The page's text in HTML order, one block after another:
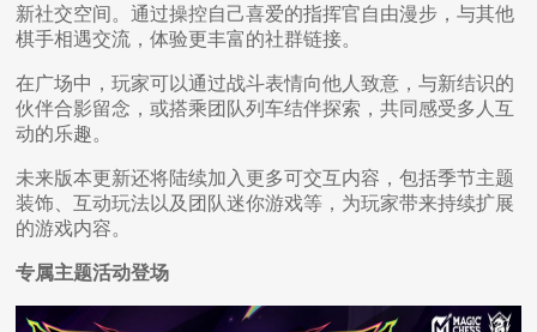
新社交空间。通过操控自己喜爱的指挥官自由漫步，与其他
棋手相遇交流，体验更丰富的社群链接。
在广场中，玩家可以通过战斗表情向他人致意，与新结识的
伙伴合影留念，或搭乘团队列车结伴探索，共同感受多人互
动的乐趣。
未来版本更新还将陆续加入更多可交互内容，包括季节主题
装饰、互动玩法以及团队迷你游戏等，为玩家带来持续扩展
的游戏内容。
专属主题活动登场